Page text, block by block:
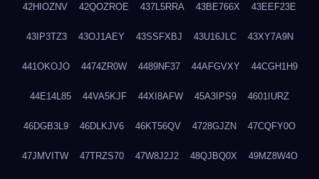
42HIOZNV 42QOZROE 437L5RRA 43BE766X 43EEF23E
43IP3TZ3 43OJ1AEY 43SSFXBJ 43U16JLC 43XY7A9N
441OKOJO 4474ZR0W 4489NF37 44AFGVXY 44CGH1H9
44E14L85 44VA5KJF 44XI8AFW 45A3IPS9 4601IURZ
46DGB3L9 46DLKJV6 46KT56QV 4728GJZN 47CQFY0O
47JMVITW 47TRZS70 47W8J2J2 48QJBQ0X 49MZ8W4O